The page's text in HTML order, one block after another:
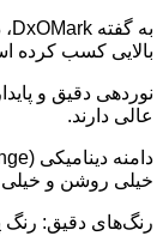
بالایی کسب کرده
نوردهی دقیق و
عالی دارند.
خیلی روشن و
رنگ‌های دقیق: رنگ